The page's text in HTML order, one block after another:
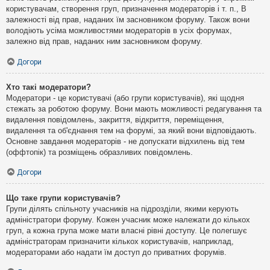
користувачам, створення груп, призначення модераторів і т. п., В
залежності від прав, наданих їм засновником форуму. Також вони
володіють усіма можливостями модераторів в усіх форумах,
залежно від прав, наданих ним засновником форуму.
Догори
Хто такі модератори?
Модератори - це користувачі (або групи користувачів), які щодня
стежать за роботою форуму. Вони мають можливості редагування та
видалення повідомлень, закриття, відкриття, переміщення,
видалення та об'єднання тем на форумі, за який вони відповідають.
Основне завдання модераторів - не допускати відхилень від тем
(оффтопік) та розміщень образливих повідомлень.
Догори
Що таке групи користувачів?
Групи ділять спільноту учасників на підрозділи, якими керують
адміністратори форуму. Кожен учасник може належати до кількох
груп, а кожна група може мати власні рівні доступу. Це полегшує
адміністраторам призначити кількох користувачів, наприклад,
модераторами або надати їм доступ до приватних форумів.